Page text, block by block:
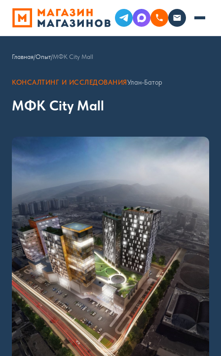
Главная/Опыт/МФК City Mall
КОНСАЛТИНГ И ИССЛЕДОВАНИЯУлан-Батор
МФК City Mall